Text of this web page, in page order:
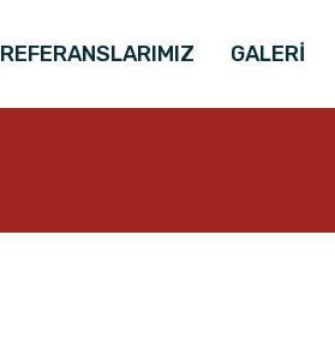
REFERANSLARIMIZ GALERİ